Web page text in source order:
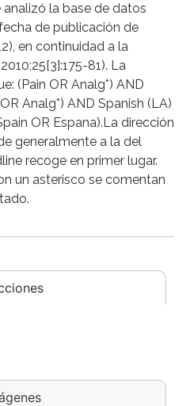
analizó la base de datos
de publicación de
en continuidad a la
81). La
(Pain OR Analg*) AND
Analg*) AND Spanish (LA)
OR Espana).La dirección
generalmente a la del
recoge en primer lugar.
un asterisco se comentan